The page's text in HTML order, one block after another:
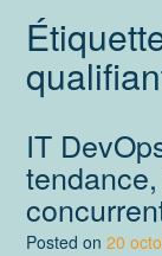
IT
Posted on 20